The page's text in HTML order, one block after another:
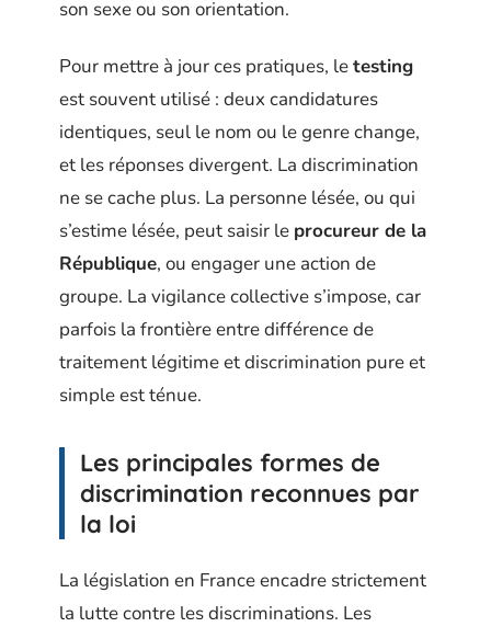
son sexe ou son orientation.
Pour mettre à jour ces pratiques, letesting
est souvent utilisé : deux candidatures
identiques, seul le nom ou le genre change,
et les réponses divergent. La discrimination
ne se cache plus. La personne lésée, ou qui
s’estime lésée, peut saisir le procureur de la
République, ou engager une action de
groupe. La vigilance collective s’impose, car
parfois la frontière entre différence de
traitement légitime et discrimination pure et
simple est ténue.
Les principales formes de
discrimination reconnues par
la loi
La législation en France encadre strictement
la lutte contre les discriminations. Les